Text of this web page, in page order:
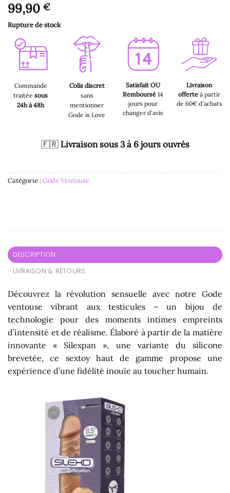
99,90 €
Rupture de stock
Commande
traitée sous
24h à 48h
Colis discret
sans
mentionner
Gode is Love
Satisfait OU
Remboursé14
jours pour
changer d'avis
Livraison
offerte à partir
de 60€ d'achats
🇫🇷 Livraison sous 3 à 6 jours ouvrés
Catégorie :Gode Ventouse
DESCRIPTION
LIVRAISON & RETOURS
Découvrez la révolution sensuelle avec notre Gode
ventouse vibrant aux testicules – un bijou de
technologie pour des moments intimes empreints
d’intensité et de réalisme. Élaboré à partir de la matière
innovante « Silexpan », une variante du silicone
brevetée, ce sextoy haut de gamme propose une
expérience d’une fidélité inouïe au toucher humain.